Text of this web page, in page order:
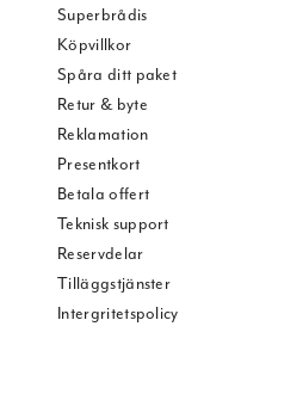
Superbrådis
Köpvillkor
Spåra ditt paket
Retur & byte
Reklamation
Presentkort
Betala offert
Teknisk support
Reservdelar
Tilläggstjänster
Intergritetspolicy